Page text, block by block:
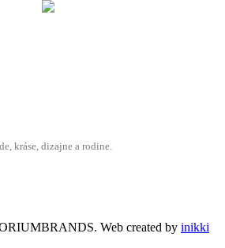
kráse, dizajne a rodine.
Web created by inikki